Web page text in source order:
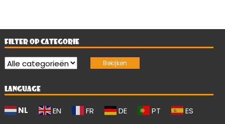
FILTER OP CATEGORIE
LANGUAGE
NL EN FR DE PT ES